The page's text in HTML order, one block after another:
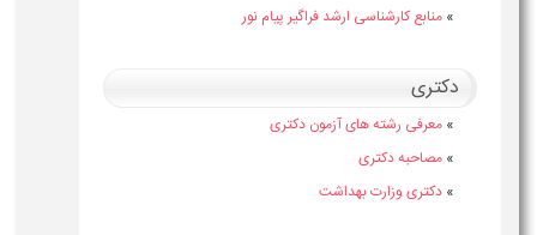
» منابع کارشناسی ارشد فراگیر پیام نور
دکتری
» معرفی رشته های آزمون دکتری
» مصاحبه دکتری
» دکتری وزارت بهداشت